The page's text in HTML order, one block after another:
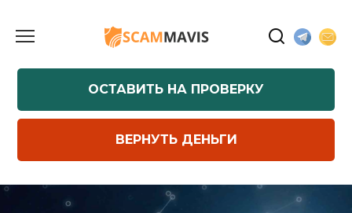
содержанию
ОСТАВИТЬ НА ПРОВЕРКУ
ВЕРНУТЬ ДЕНЬГИ